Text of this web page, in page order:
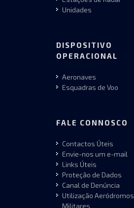
Unidades
DISPOSITIVO
OPERACIONAL
Aeronaves
Esquadras de Voo
FALE CONNOSCO
Contactos Úteis
Envie-nos um e-mail
Links Úteis
Proteção de Dados
Canal de Denúncia
Utilização Aeródromos
Militares